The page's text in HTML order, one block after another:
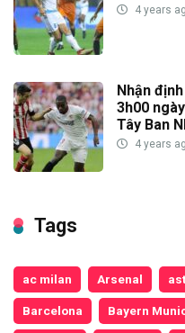
4 years
Nhận
3h00
Tây Ban
4 years
Tags
ac milan Arsenal
Barcelona Bayern